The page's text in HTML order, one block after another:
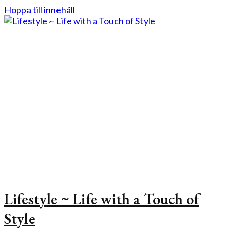
Hoppa till innehåll
Lifestyle ~ Life with a Touch of
Style